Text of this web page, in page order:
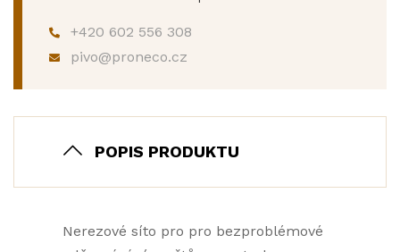
+420 602 556 308
pivo@proneco.cz
POPIS PRODUKTU
Nerezové síto pro pro bezproblémové